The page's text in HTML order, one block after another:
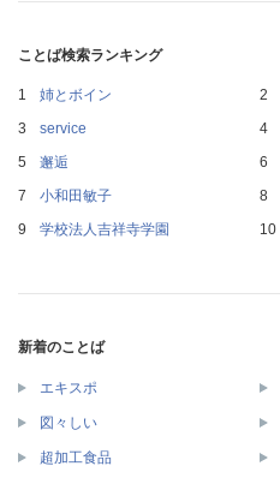
ことば検索ランキング
姉とボイン
service
邂逅
小和田敏子
学校法人吉祥寺学園
新着のことば
エキスポ
図々しい
超加工食品